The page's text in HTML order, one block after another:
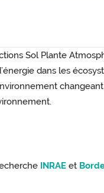
Sol Plante
dans les
INRAE et